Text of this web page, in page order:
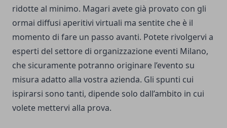
ridotte al minimo. Magari avete già provato con gli
ormai diffusi aperitivi virtuali ma sentite che è il
momento di fare un passo avanti. Potete rivolgervi a
esperti del settore di organizzazione eventi Milano,
che sicuramente potranno originare l’evento su
misura adatto alla vostra azienda. Gli spunti cui
ispirarsi sono tanti, dipende solo dall’ambito in cui
volete mettervi alla prova.